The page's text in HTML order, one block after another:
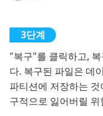
"복구"를 클릭하고,
다. 복구된 파일은 데
파티션에 저장하는
구적으로 잃어버릴